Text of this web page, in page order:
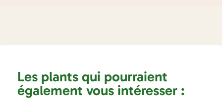
Les plants qui pourraient
également vous intéresser :